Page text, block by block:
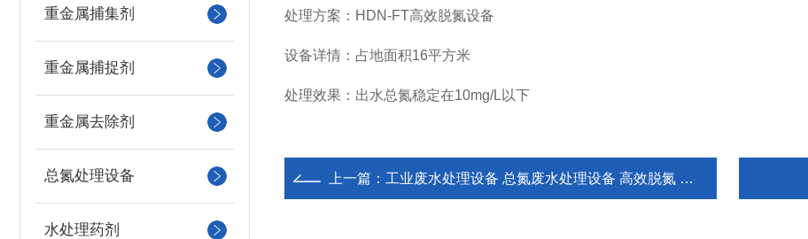
重金属捕集剂
重金属捕捉剂
重金属去除剂
总氮处理设备
水处理药剂
处理方案：HDN-FT高效脱氮设备
设备详情： 占地面积16平方米
处理效果： 出水总氮稳定在10mg/L以下
上一篇： 工业废水处理设备 总氮废水处理设备 高效脱氮 注意了！